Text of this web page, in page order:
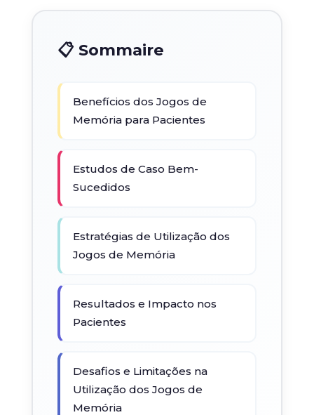
📋 Sommaire
Benefícios dos Jogos de
Memória para Pacientes
Estudos de Caso Bem-
Sucedidos
Estratégias de Utilização dos
Jogos de Memória
Resultados e Impacto nos
Pacientes
Desafios e Limitações na
Utilização dos Jogos de
Memória